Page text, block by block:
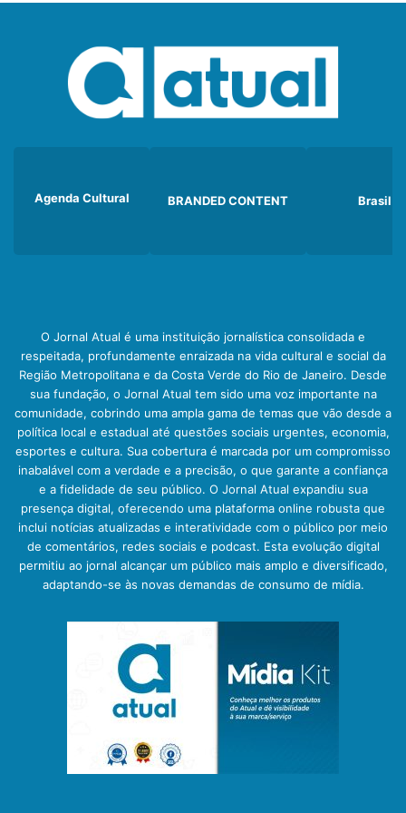
Agenda Cultural BRANDED CONTENT Brasil
O Jornal Atual é uma instituição jornalística consolidada e
respeitada, profundamente enraizada na vida cultural e social da
Região Metropolitana e da Costa Verde do Rio de Janeiro. Desde
sua fundação, o Jornal Atual tem sido uma voz importante na
comunidade, cobrindo uma ampla gama de temas que vão desde a
política local e estadual até questões sociais urgentes, economia,
esportes e cultura. Sua cobertura é marcada por um compromisso
inabalável com a verdade e a precisão, o que garante a confiança
e a fidelidade de seu público. O Jornal Atual expandiu sua
presença digital, oferecendo uma plataforma online robusta que
inclui notícias atualizadas e interatividade com o público por meio
de comentários, redes sociais e podcast. Esta evolução digital
permitiu ao jornal alcançar um público mais amplo e diversificado,
adaptando-se às novas demandas de consumo de mídia.